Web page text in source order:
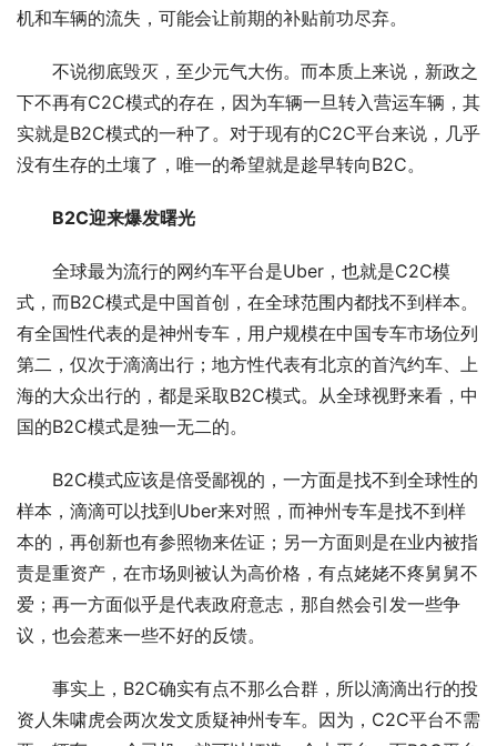
机和车辆的流失，可能会让前期的补贴前功尽弃。
不说彻底毁灭，至少元气大伤。而本质上来说，新政之
下不再有C2C模式的存在，因为车辆一旦转入营运车辆，其
实就是B2C模式的一种了。对于现有的C2C平台来说，几乎
没有生存的土壤了，唯一的希望就是趁早转向B2C。
B2C迎来爆发曙光
全球最为流行的网约车平台是Uber，也就是C2C模
式，而B2C模式是中国首创，在全球范围内都找不到样本。
有全国性代表的是神州专车，用户规模在中国专车市场位列
第二，仅次于滴滴出行；地方性代表有北京的首汽约车、上
海的大众出行的，都是采取B2C模式。从全球视野来看，中
国的B2C模式是独一无二的。
B2C模式应该是倍受鄙视的，一方面是找不到全球性的
样本，滴滴可以找到Uber来对照，而神州专车是找不到样
本的，再创新也有参照物来佐证；另一方面则是在业内被指
责是重资产，在市场则被认为高价格，有点姥姥不疼舅舅不
爱；再一方面似乎是代表政府意志，那自然会引发一些争
议，也会惹来一些不好的反馈。
事实上，B2C确实有点不那么合群，所以滴滴出行的投
资人朱啸虎会两次发文质疑神州专车。因为，C2C平台不需